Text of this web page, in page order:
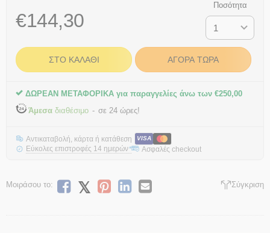
€144,30
Ποσότητα
ΣΤΟ ΚΑΛΆΘΙ ΑΓΟΡΆ ΤΏΡΑ
ΔΩΡΕΑΝ ΜΕΤΑΦΟΡΙΚΑ για παραγγελίες άνω των €250,00
Άμεσα διαθέσιμο σε 24 ώρες!
Αντικαταβολή, κάρτα ή κατάθεση VISA
Εύκολες επιστροφές 14 ημερών* Ασφαλές checkout
Μοιράσου το: Σύγκριση